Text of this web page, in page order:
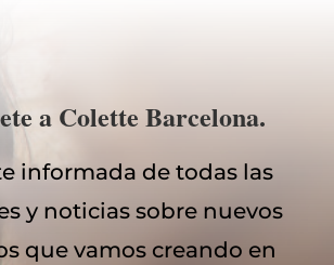
a Colette Barcelona.
informada de todas las
y noticias sobre nuevos
que vamos creando en